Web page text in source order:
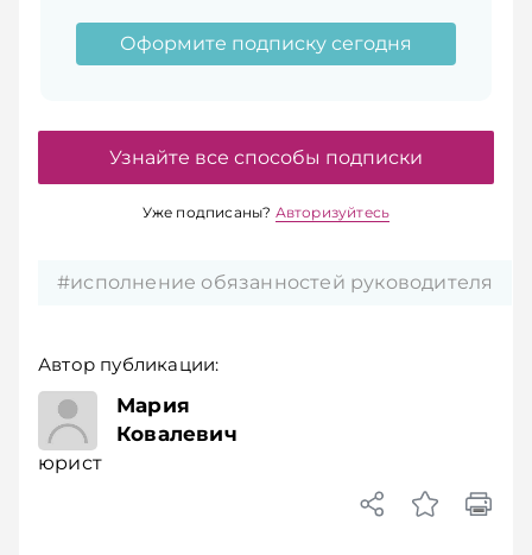
Оформите подписку сегодня
Узнайте все способы подписки
Уже подписаны? Авторизуйтесь
#исполнение обязанностей руководителя
Автор публикации:
юрист
Мария
Ковалевич
юрист